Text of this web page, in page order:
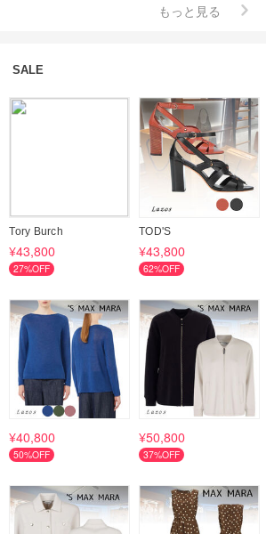
もっと見る
SALE
Tory Burch
¥43,800
27%OFF
TOD'S
¥43,800
62%OFF
¥40,800
50%OFF
¥50,800
37%OFF